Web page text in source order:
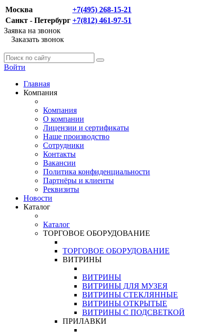
Москва
+7(495) 268-15-21
Санкт - Петербург +7(812) 461-97-51
Заявка на звонок
Заказать звонок
Войти
Главная
Компания
Компания
О компании
Лицензии и сертификаты
Наше производство
Сотрудники
Контакты
Вакансии
Политика конфиденциальности
Партнёры и клиенты
Реквизиты
Новости
Каталог
Каталог
ТОРГОВОЕ ОБОРУДОВАНИЕ
ТОРГОВОЕ ОБОРУДОВАНИЕ
ВИТРИНЫ
ВИТРИНЫ
ВИТРИНЫ ДЛЯ МУЗЕЯ
ВИТРИНЫ СТЕКЛЯННЫЕ
ВИТРИНЫ ОТКРЫТЫЕ
ВИТРИНЫ С ПОДСВЕТКОЙ
ПРИЛАВКИ